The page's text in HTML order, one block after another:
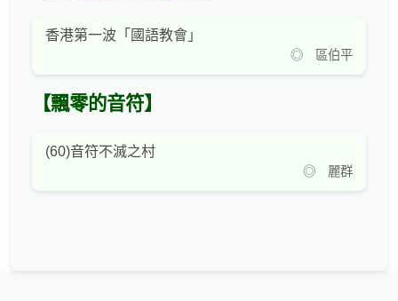
香港第一波「國語教會」
◎ 區伯平
【飄零的音符】
(60)音符不滅之村
◎ 麗群